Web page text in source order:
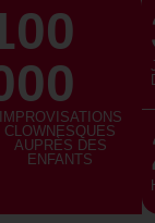
IMPROVISATIONS
CLOWNESQUES
AUPRÈS DES
ENFANTS